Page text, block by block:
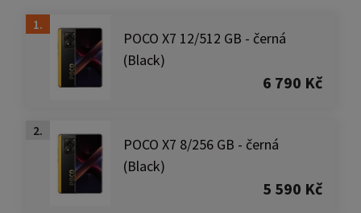
1.
POCO X7 12/512 GB - černá
(Black)
6 790 Kč
2.
POCO X7 8/256 GB - černá
(Black)
5 590 Kč